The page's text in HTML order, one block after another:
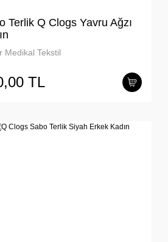
Terlik Q Clogs Yavru Ağzı
Medikal Tekstil
TL